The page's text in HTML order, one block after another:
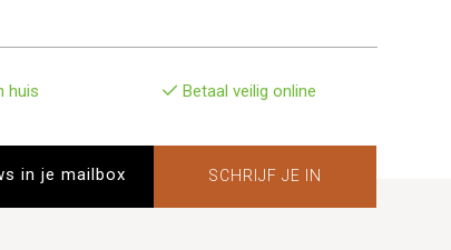
huis Betaal veilig online
SCHRIJF JE IN